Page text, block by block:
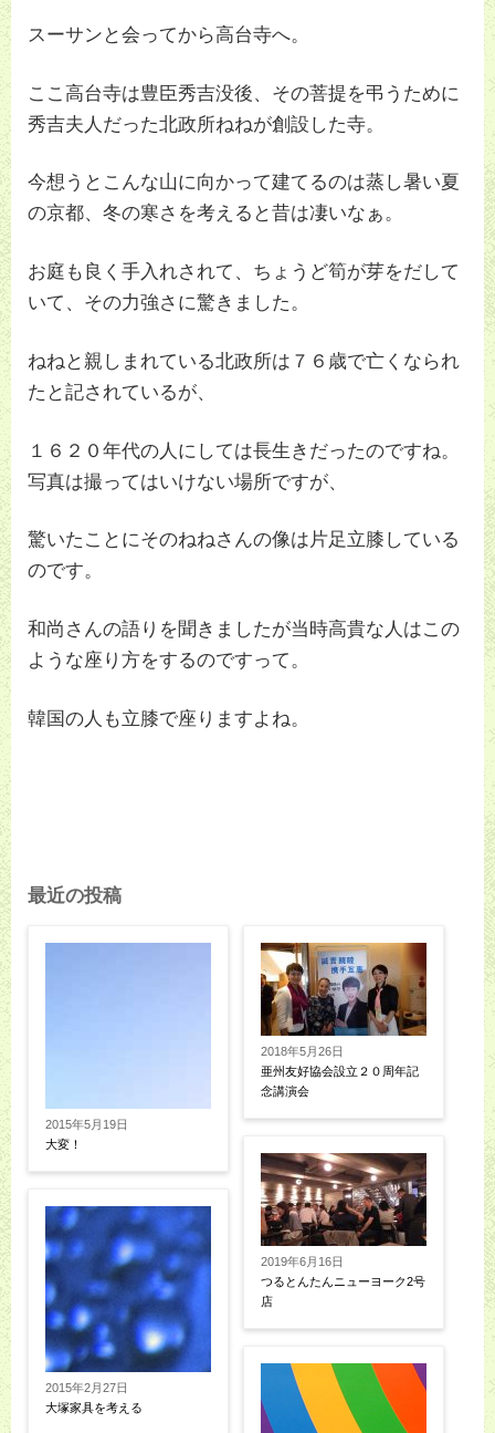
スーサンと会ってから高台寺へ。
ここ高台寺は豊臣秀吉没後、その菩提を弔うために
秀吉夫人だった北政所ねねが創設した寺。
今想うとこんな山に向かって建てるのは蒸し暑い夏
の京都、冬の寒さを考えると昔は凄いなぁ。
お庭も良く手入れされて、ちょうど筍が芽をだして
いて、その力強さに驚きました。
ねねと親しまれている北政所は７６歳で亡くなられ
たと記されているが、
１６２０年代の人にしては長生きだったのですね。
写真は撮ってはいけない場所ですが、
驚いたことにそのねねさんの像は片足立膝している
のです。
和尚さんの語りを聞きましたが当時高貴な人はこの
ような座り方をするのですって。
韓国の人も立膝で座りますよね。
最近の投稿
2015年5月19日
大変！
2015年2月27日
大塚家具を考える
2018年5月26日
亜州友好協会設立２０周年記
念講演会
2019年6月16日
つるとんたんニューヨーク2号
店